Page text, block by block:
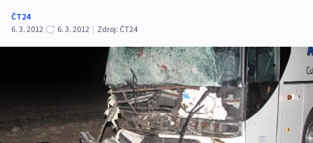
ČT24
6. 3. 2012
6. 3. 2012 | Zdroj: ČT24